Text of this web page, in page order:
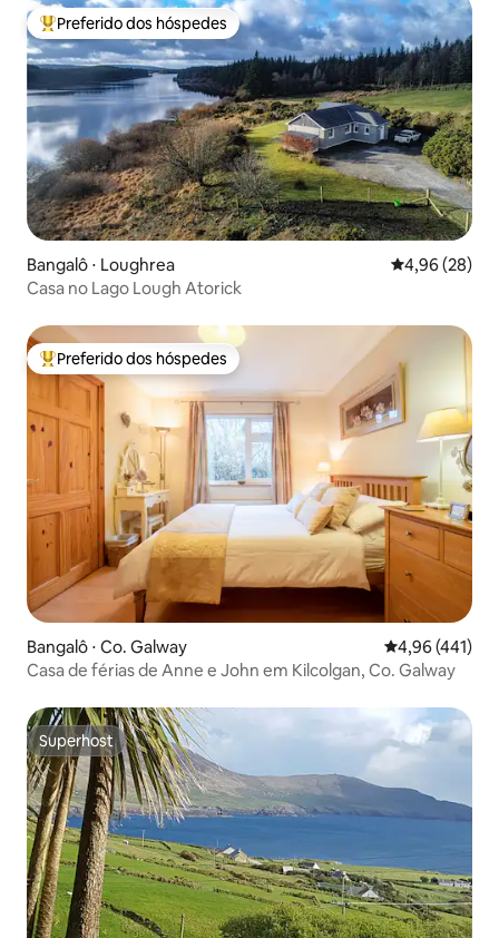
Entre os melhores preferidos dos hóspedes
Preferido dos hóspedes
Bangalô ⋅ Loughrea 4,96 de uma
4,96 (28)
Casa no Lago Lough Atorick
Entre os melhores preferidos dos hóspedes
Preferido dos hóspedes
Bangalô ⋅ Co. Galway 4,96 de uma
4,96 (441)
Casa de férias de Anne e John em Kilcolgan, Co. Galway
Superhost
Superhost